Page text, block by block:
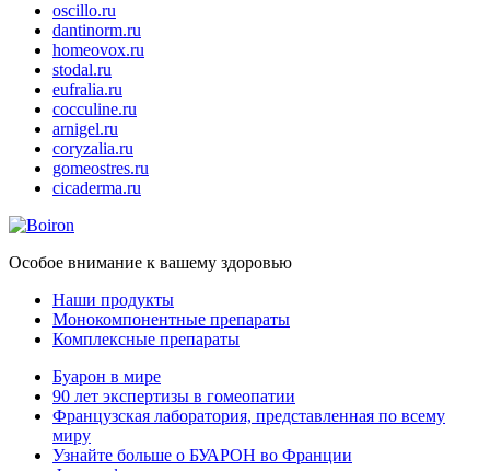
oscillo.ru
dantinorm.ru
homeovox.ru
stodal.ru
eufralia.ru
cocculine.ru
arnigel.ru
coryzalia.ru
gomeostres.ru
cicaderma.ru
Особое внимание к вашему здоровью
Наши продукты
Монокомпонентные препараты
Комплексные препараты
Буарон в мире
90 лет экспертизы в гомеопатии
Французская лаборатория, представленная по всему
миру
Узнайте больше о БУАРОН во Франции